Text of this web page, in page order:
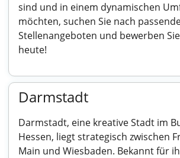
sind und in einem dynamischen
möchten, suchen Sie nach
Stellenangeboten und bewerben
heute!
Darmstadt
Darmstadt, eine kreative Stadt im
Hessen, liegt strategisch zwischen
Main und Wiesbaden. Bekannt für